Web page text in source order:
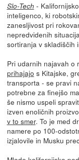
Slo-Tech -
inteligenco, ki
zanesljivost pri
nepredvidenih
sortiranja v skladiščih
Pri udarnih najavah o
prihajajo s Kitajske,
transporta - se pravi
potrebne za finejšo
še nismo uspeli
izven enoličnih
v to smer. To je med
namere po 100-
izjalovile in Musku